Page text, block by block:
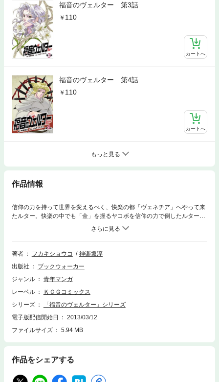
福音のヴェルター 第3話
110
カートへ
福音のヴェルター 第4話
110
カートへ
もっと見る
作品情報
信仰の力を持って世界を変えるべく、快楽の都「ヴェネチア」へやって来
たルター。快楽の中でも「金」を握るヤコボを信仰の力で倒したルターの
前に、次なる敵ダニオ・ゼーノが立ちふさがる。「暴力」を握る戦闘狂・
ダニオは、ルターの超人的な力を見てもなお余裕の表情を崩さない。それ
には己の体を信仰の力に匹敵するほど鍛えた、という自負以外の何かがあ
るようで…！？
著者 フカキショウコ
神楽坂淳
出版社
ブックウォーカー
ジャンル
青年マンガ
レーベル
ＫＣＧコミックス
シリーズ
「福音のヴェルター」シリーズ
電子版配信開始日
2013/03/12
ファイルサイズ
5.94 MB
作品をシェアする